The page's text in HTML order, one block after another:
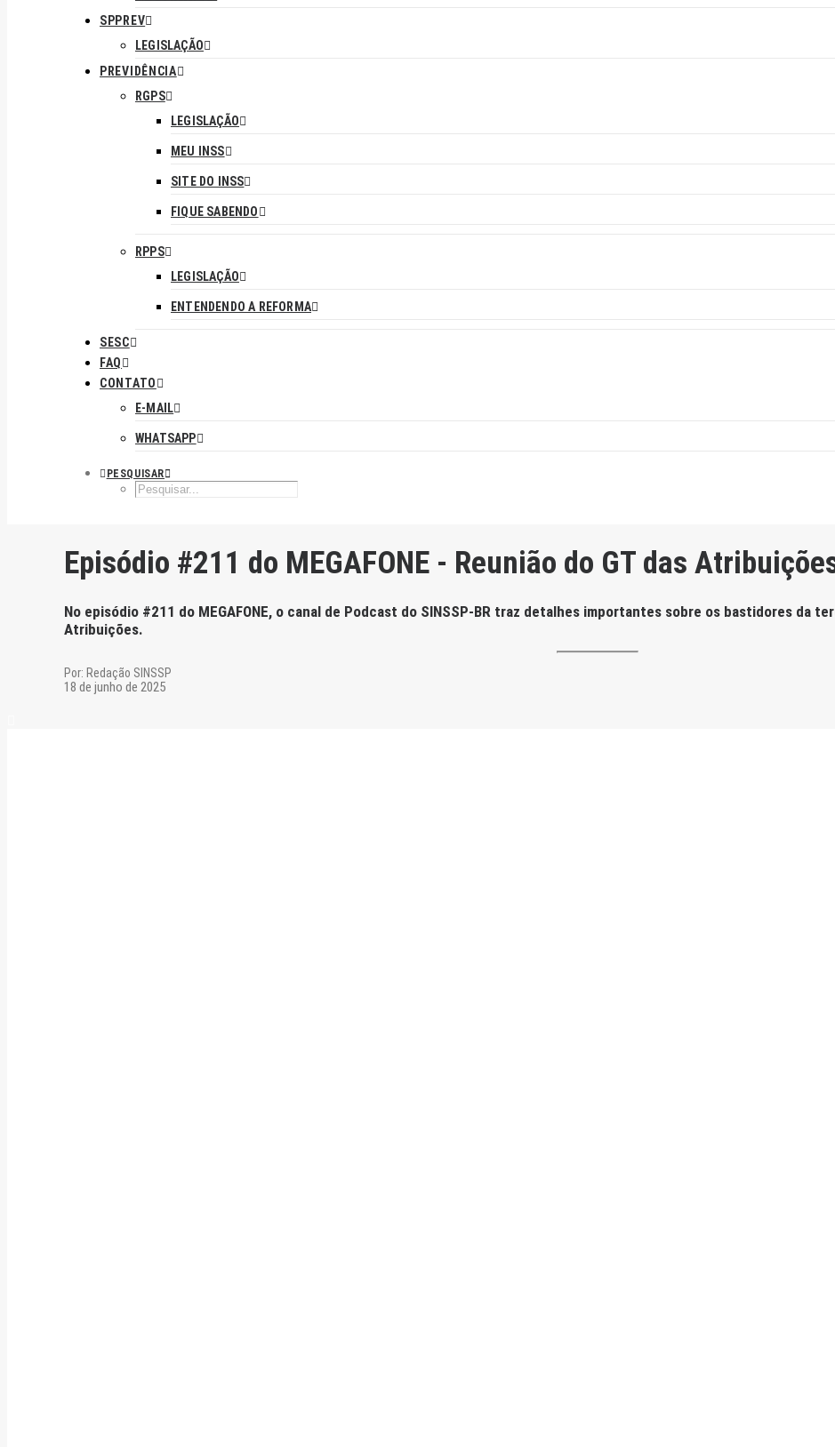
SPPREV
LEGISLAÇÃO
PREVIDÊNCIA
RGPS
LEGISLAÇÃO
MEU INSS
SITE DO INSS
FIQUE SABENDO
RPPS
LEGISLAÇÃO
ENTENDENDO A REFORMA
SESC
FAQ
CONTATO
E-MAIL
WHATSAPP
PESQUISAR
Episódio #211 do MEGAFONE - Reunião do GT das
No episódio #211 do MEGAFONE, o canal de Podcast do SINSSP-BR traz detalhes importantes sobre os bastidores da
Atribuições.
Por: Redação SINSSP
18 de junho de 2025